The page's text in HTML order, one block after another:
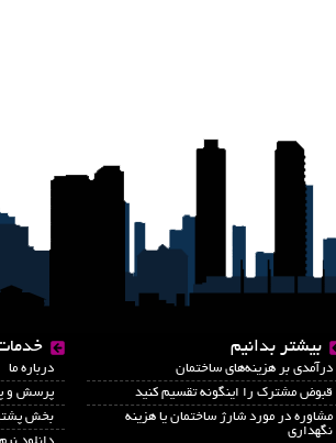
بیشتر بدانیم
درآمدي بر هزينه‌هاي ساختمان
قبوض مشترک را اینگونه تقسیم کنید
مشاوره در مورد شارژ ساختمان یا هزینه
نگهداری
درباره ما
پرسش و
بخش